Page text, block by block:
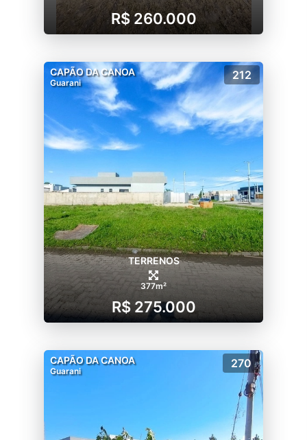
R$ 260.000
CAPÃO DA CANOA
Guarani
212
TERRENOS
377m²
R$ 275.000
CAPÃO DA CANOA
Guarani
270